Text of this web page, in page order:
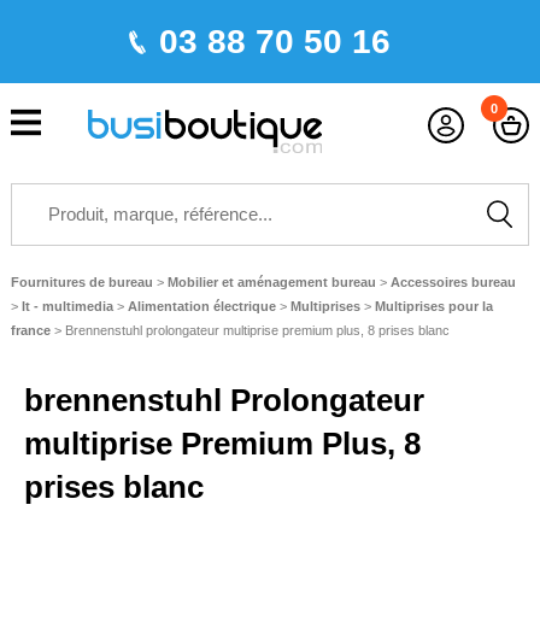
03 88 70 50 16
0
Fournitures de bureau > Mobilier et aménagement bureau > Accessoires bureau
> It - multimedia > Alimentation électrique > Multiprises > Multiprises pour la
france> Brennenstuhl prolongateur multiprise premium plus, 8 prises blanc
brennenstuhl Prolongateur
multiprise Premium Plus, 8
prises blanc